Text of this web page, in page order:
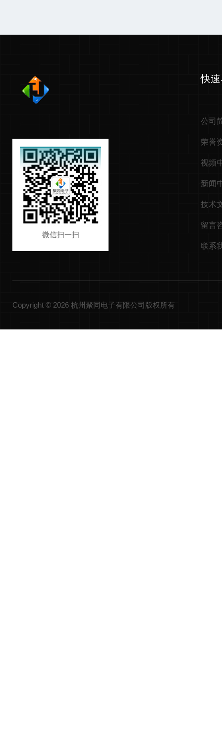
微信扫一扫
快
公司
荣誉
视频
新闻
技术
留言
联系
Copyright © 2026 杭州聚同电子有限公司版权所有